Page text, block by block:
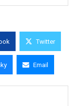
Twitter
Email